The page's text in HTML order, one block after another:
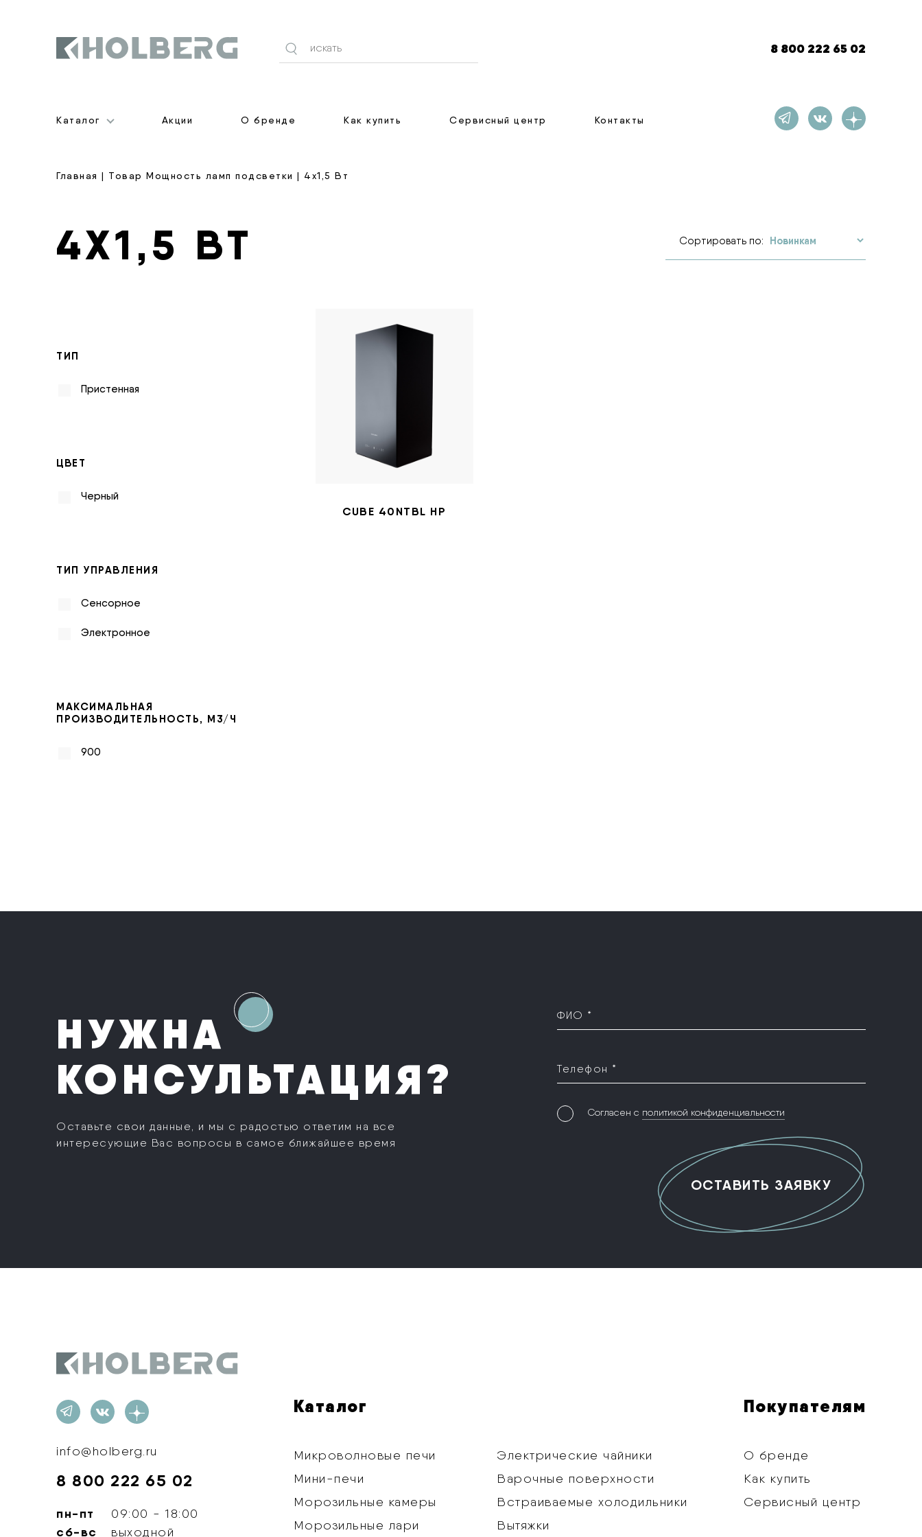
8 800 222 65 02
Каталог Акции О бренде Как купить Сервисный центр Контакты
Главная | Товар Мощность ламп подсветки | 4х1,5 Вт
4Х1,5 ВТ
ТИП
Пристенная
ЦВЕТ
Черный
ТИП УПРАВЛЕНИЯ
Сенсорное
Электронное
МАКСИМАЛЬНАЯ
ПРОИЗВОДИТЕЛЬНОСТЬ, М3/Ч
900
Сортировать по:
CUBE 40NTBL HP
НУЖНА
КОНСУЛЬТАЦИЯ?
Оставьте свои данные, и мы с радостью ответим на все
интересующие Вас вопросы в самое ближайшее время
ФИО *
Телефон *
Согласен с политикой конфиденциальности
info@holberg.ru
8 800 222 65 02
пн-пт 09:00 - 18:00
сб-вс выходной
Каталог
Микроволновые печи
Мини-печи
Морозильные камеры
Морозильные лари
Электрические чайники
Варочные поверхности
Встраиваемые холодильники
Вытяжки
Покупателям
О бренде
Как купить
Сервисный центр